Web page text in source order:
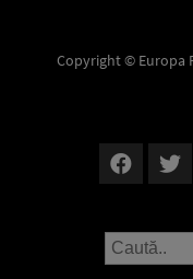
Copyright © Europa